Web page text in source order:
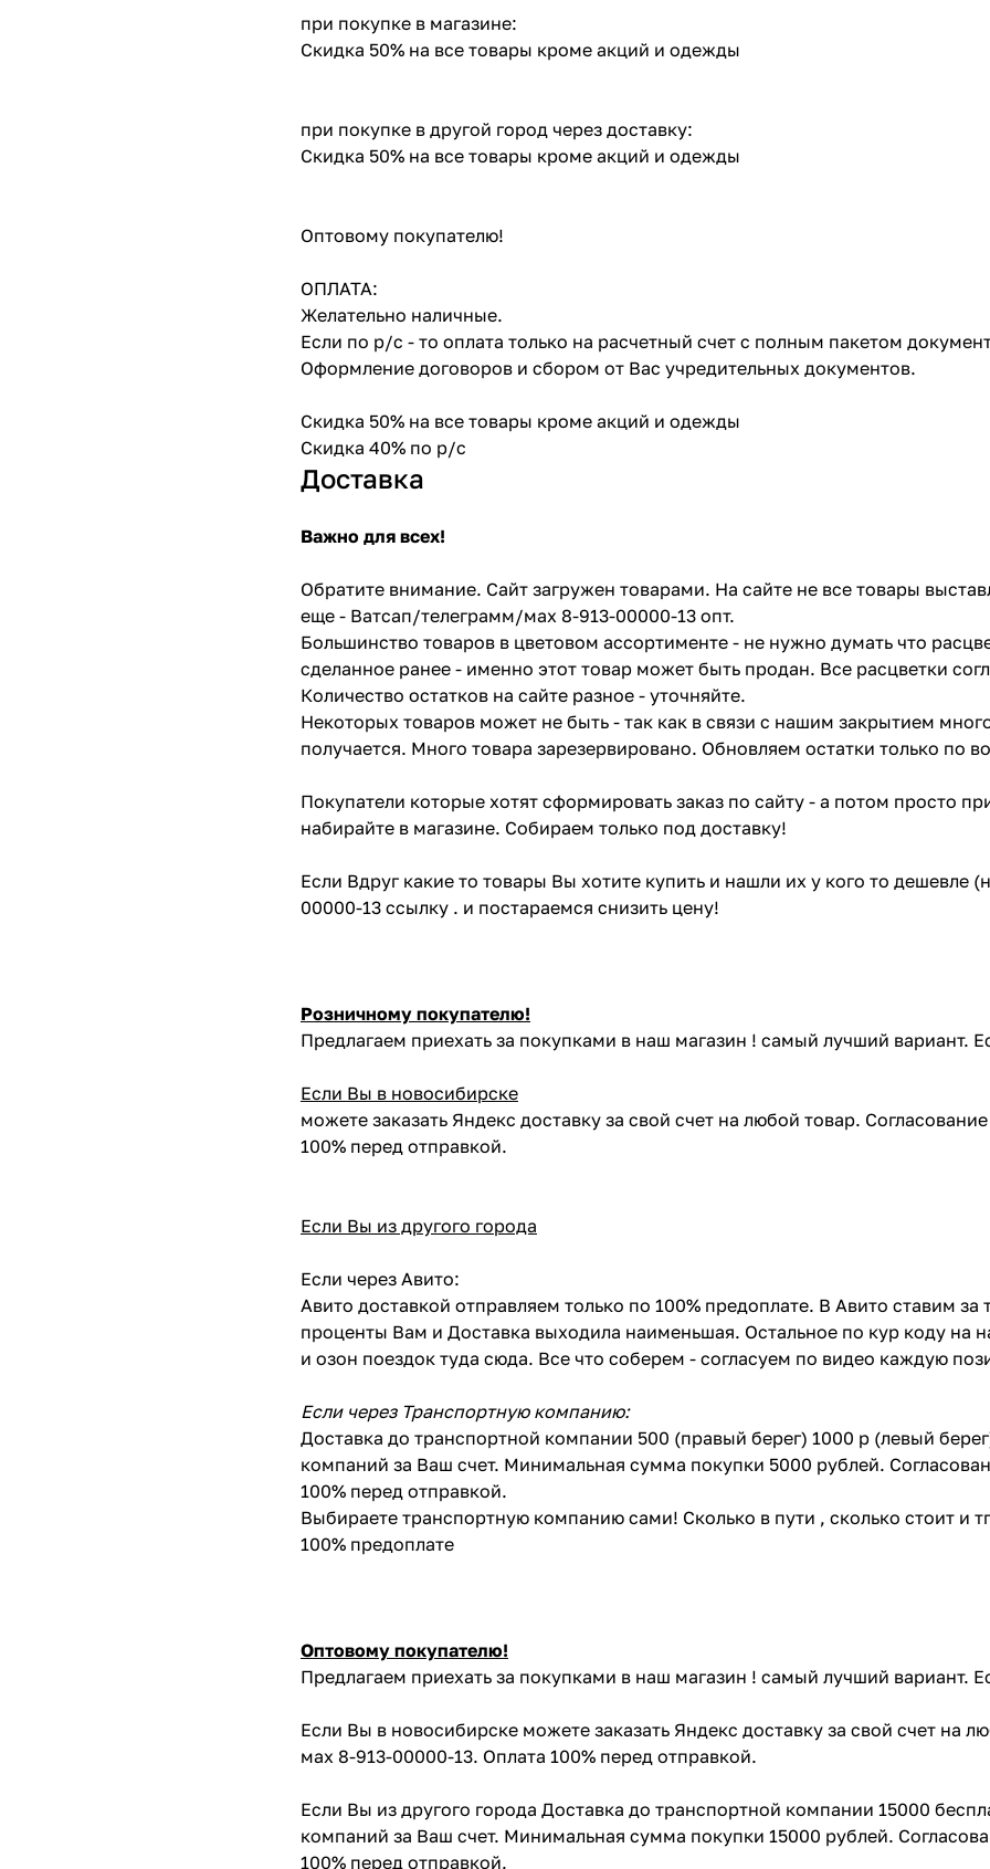
при покупке в магазине:
Скидка 50% на все товары кроме акций и одежды
при покупке в другой город через доставку:
Скидка 50% на все товары кроме акций и одежды
Оптовому покупателю!
ОПЛАТА:
Желательно наличные.
Если по р/с - то оплата только на расчетный счет с полным пакетом
Оформление договоров и сбором от Вас учредительных документов.
Скидка 50% на все товары кроме акций и одежды
Скидка 40% по р/с
Доставка
Важно для всех!
Обратите внимание. Сайт загружен товарами. На сайте не все товары
еще - Ватсап/телеграмм/мах 8-913-00000-13 опт.
Большинство товаров в цветовом ассортименте - не нужно думать что
сделанное ранее - именно этот товар может быть продан. Все расцветки
Количество остатков на сайте разное - уточняйте.
Некоторых товаров может не быть - так как в связи с нашим закрытием
получается. Много товара зарезервировано. Обновляем остатки только по
Покупатели которые хотят сформировать заказ по сайту - а потом просто
набирайте в магазине. Собираем только под доставку!
Если Вдруг какие то товары Вы хотите купить и нашли их у кого то
00000-13 ссылку . и постараемся снизить цену!
Розничному покупателю!
Предлагаем приехать за покупками в наш магазин ! самый лучший вариант.
Если Вы в новосибирске
можете заказать Яндекс доставку за свой счет на любой товар.
100% перед отправкой.
Если Вы из другого города
Если через Авито:
Авито доставкой отправляем только по 100% предоплате. В Авито ставим
проценты Вам и Доставка выходила наименьшая. Остальное по кур коду
и озон поездок туда сюда. Все что соберем - согласуем по видео каждую
Если через Транспортную компанию:
Доставка до транспортной компании 500 (правый берег) 1000 р (левый
компаний за Ваш счет. Минимальная сумма покупки 5000 рублей.
100% перед отправкой.
Выбираете транспортную компанию сами! Сколько в пути , сколько стоит и
100% предоплате
Оптовому покупателю!
Предлагаем приехать за покупками в наш магазин ! самый лучший вариант.
Если Вы в новосибирске можете заказать Яндекс доставку за свой счет на
мах 8-913-00000-13. Оплата 100% перед отправкой.
Если Вы из другого города Доставка до транспортной компании 15000
компаний за Ваш счет. Минимальная сумма покупки 15000 рублей.
100% перед отправкой.